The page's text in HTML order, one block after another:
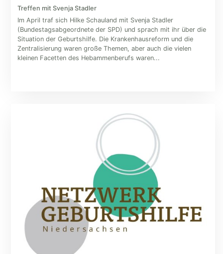
Treffen mit Svenja Stadler
Im April traf sich Hilke Schauland mit Svenja Stadler
(Bundestagsabgeordnete der SPD) und sprach mit ihr über die
Situation der Geburtshilfe. Die Krankenhausreform und die
Zentralisierung waren große Themen, aber auch die vielen
kleinen Facetten des Hebammenberufs waren...